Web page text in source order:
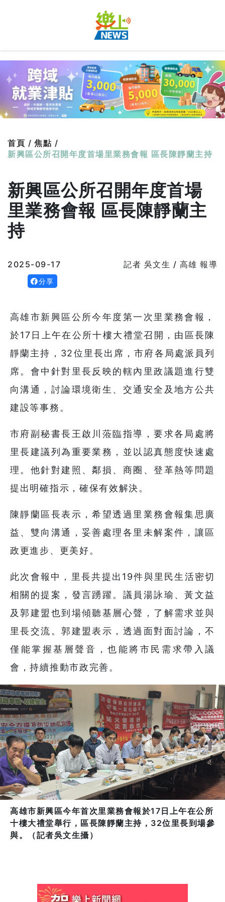
首頁 / 焦點 /
新興區公所召開年度首場里業務會報 區長陳靜蘭主持
新興區公所召開年度首場
里業務會報 區長陳靜蘭主
持
2025-09-17 記者 吳文生 / 高雄 報導
分享
高雄市新興區公所今年度第一次里業務會報，
於17日上午在公所十樓大禮堂召開，由區長陳
靜蘭主持，32位里長出席，市府各局處派員列
席。會中針對里長反映的轄內里政議題進行雙
向溝通，討論環境衛生、交通安全及地方公共
建設等事務。
市府副秘書長王啟川蒞臨指導，要求各局處將
里長建議列為重要業務，並以認真態度快速處
理。他針對建照、鄰損、商圈、登革熱等問題
提出明確指示，確保有效解決。
陳靜蘭區長表示，希望透過里業務會報集思廣
益、雙向溝通，妥善處理各里未解案件，讓區
政更進步、更美好。
此次會報中，里長共提出19件與里民生活密切
相關的提案，發言踴躍。議員湯詠瑜、黃文益
及郭建盟也到場傾聽基層心聲，了解需求並與
里長交流。郭建盟表示，透過面對面討論，不
僅能掌握基層聲音，也能將市民需求帶入議
會，持續推動市政完善。
高雄市新興區今年首次里業務會報於17日上午在公所
十樓大禮堂舉行，區長陳靜蘭主持，32位里長到場參
與。（記者吳文生攝）